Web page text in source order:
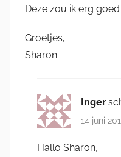
Deze zou ik erg
Groetjes,
Sharon
Inger
14 juni
Hallo Sharon,